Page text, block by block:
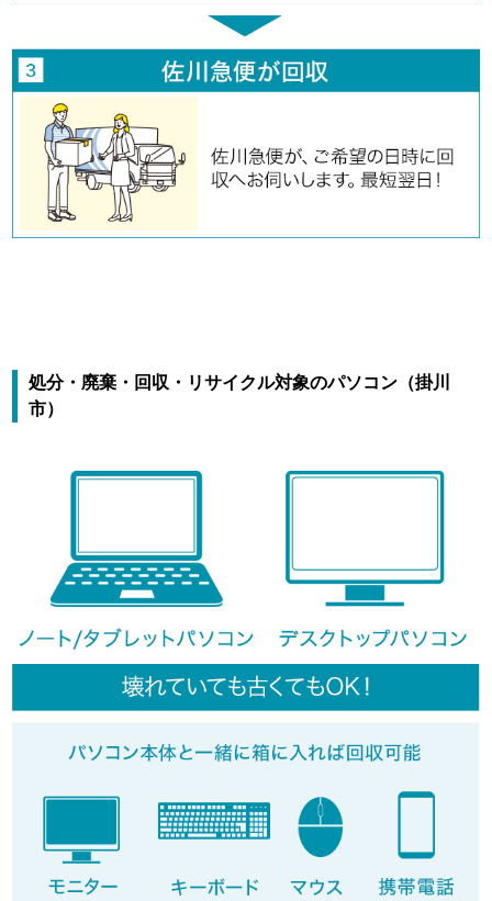
処分・廃棄・回収・リサイクル対象のパソコン（掛川
市）